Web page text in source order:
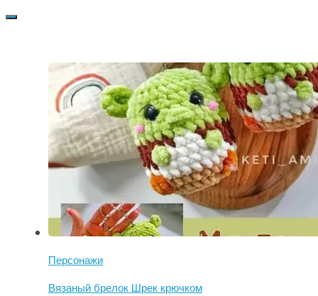
Персонажи
Вязаный брелок Шрек крючком